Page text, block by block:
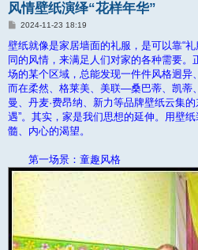
风情壁纸演绎“花样年华”
帖
2024-11-23 18:19
壁纸就像是家居墙面的礼服，是可以靠“
同的风情，来满足人们对家的各种需要
场的某个区域，总能发现一件件风格迥异
而在柔然、格莱美、美联—桑巴蒂、凯蒂
曼、丹麦·费昂纳、新力等品牌壁纸云集
遇”。其实，家是我们思想的延伸。用壁
髓、内心的渴望。
第一场景：童趣风格